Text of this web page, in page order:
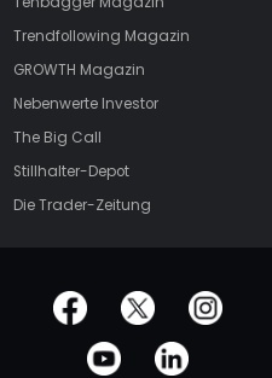
Trendfollowing Magazin
GROWTH Magazin
Nebenwerte Investor
The Big Call
Stillhalter-Depot
Die Trader-Zeitung
offizielle Social Media-Accounts